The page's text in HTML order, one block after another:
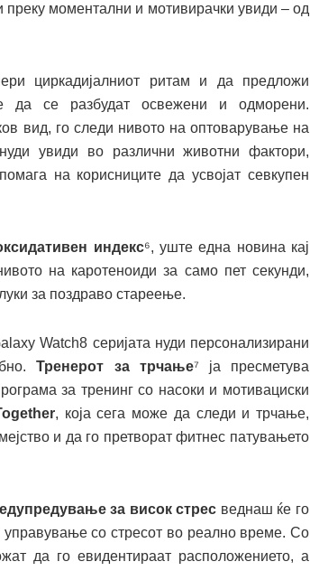
преку моментални и мотивирачки увиди – од
циркадијалниот ритам и да предложи
да се разбудат освежени и одморени.
вид, го следи нивото на оптоварување на
увиди во различни животни фактори,
на корисниците да усвојат севкупен
индекс⁶, уште една новина кај
на каротеноиди за само пет секунди,
за поздраво стареење.
Watch8 серијата нуди персонализирани
Тренерот за трчање⁷ ја пресметува
за тренинг со насоки и мотивациски
, која сега може да следи и трчање,
и да го претворат фитнес патувањето
за висок стрес веднаш ќе го
управување со стресот во реално време. Со
да го евидентираат расположението, а